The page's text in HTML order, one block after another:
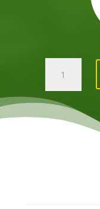
Le
bois
des